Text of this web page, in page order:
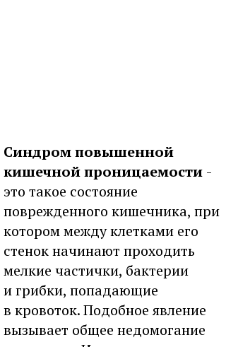
Синдром повышенной
кишечной проницаемости -
это такое состояние
поврежденного кишечника, при
котором между клетками его
стенок начинают проходить
мелкие частички, бактерии
и грибки, попадающие
в кровоток. Подобное явление
вызывает общее недомогание